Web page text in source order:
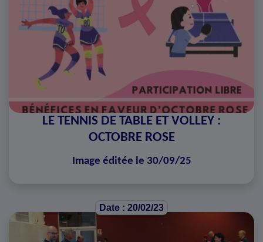
LE TENNIS DE TABLE ET VOLLEY :
OCTOBRE ROSE
Image éditée le 30/09/25
Date : 20/02/23